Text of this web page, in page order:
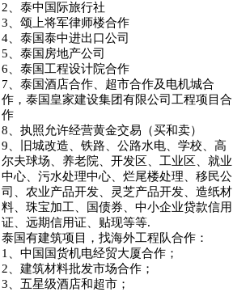
2、泰中国际旅行社
3、颂上将军律师楼合作
4、泰国泰中进出口公司
5、泰国房地产公司
6、泰国工程设计院合作
7、泰国酒店合作、超市合作及电机城合
作，泰国皇家建设集团有限公司工程项目合
作
8、执照允许经营黄金交易（买和卖）
9、旧城改造、铁路、公路水电、学校、高
尔夫球场、养老院、开发区、工业区、就业
中心、污水处理中心、烂尾楼处理、移民公
司、农业产品开发、灵芝产品开发、造纸材
料、珠宝加工、国债券、中小企业贷款信用
证、远期信用证、贴现等等.
泰国有建筑项目，找海外工程队合作：
1、中国国货机电经贸大厦合作；
2、建筑材料批发市场合作；
3、五星级酒店和超市；